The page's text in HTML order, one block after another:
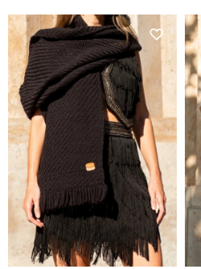
Tejido en telares manuales y
en punto espiga, con pura lana
Merino uruguaya.
Para usar alrededor del cuello
complementando otras prendas
o sobre hombros descubiertos.
Cada pieza es única: una
creación artesanal que combina
versatilidad, calidez y diseño.